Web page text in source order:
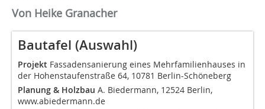
Von Heike Granacher
Bautafel (Auswahl)
Projekt Fassadensanierung eines Mehrfamilienhauses in
der Hohenstaufenstraße 64, 10781 Berlin-Schöneberg
Planung & Holzbau A. Biedermann, 12524 Berlin,
www.abiedermann.de